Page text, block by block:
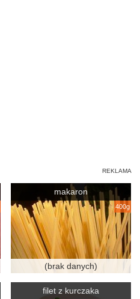
makaron
400g
(brak danych)
filet z kurczaka